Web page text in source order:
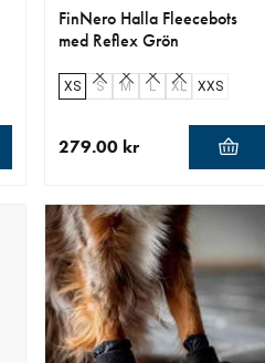
FinNero Halla Fleecebots
med Reflex Grön
XS S M L XL XXS
279.00 kr